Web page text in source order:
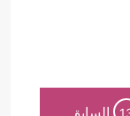
السابق